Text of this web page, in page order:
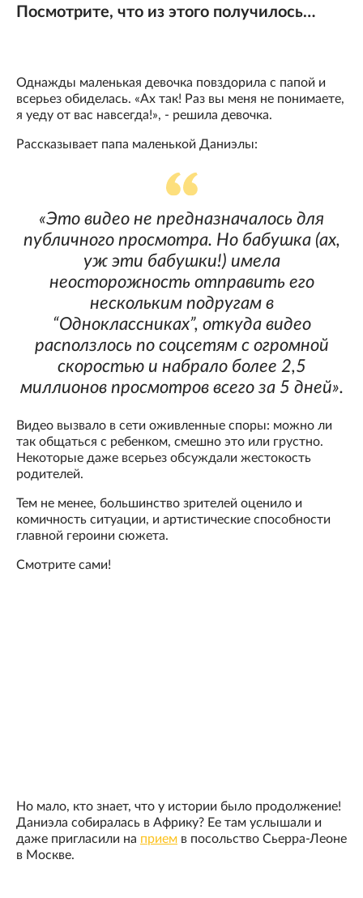
Посмотрите, что из этого получилось…
Однажды маленькая девочка повздорила с папой и
всерьез обиделась. «Ах так! Раз вы меня не понимаете,
я уеду от вас навсегда!», - решила девочка.
Рассказывает папа маленькой Даниэлы:
«Это видео не предназначалось для
публичного просмотра. Но бабушка (ах,
уж эти бабушки!) имела
неосторожность отправить его
нескольким подругам в
“Одноклассниках”, откуда видео
расползлось по соцсетям с огромной
скоростью и набрало более 2,5
миллионов просмотров всего за 5 дней».
Видео вызвало в сети оживленные споры: можно ли
так общаться с ребенком, смешно это или грустно.
Некоторые даже всерьез обсуждали жестокость
родителей.
Тем не менее, большинство зрителей оценило и
комичность ситуации, и артистические способности
главной героини сюжета.
Смотрите сами!
Но мало, кто знает, что у истории было продолжение!
Даниэла собиралась в Африку? Ее там услышали и
даже пригласили на прием в посольство Сьерра-Леоне
в Москве.